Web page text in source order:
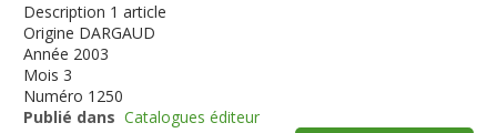
Description 1 article
Origine DARGAUD
Année 2003
Mois 3
Numéro 1250
Publié dans Catalogues éditeur